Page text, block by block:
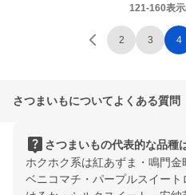
121-160表
2 3 4
さつまいもについてよくある質問
live_help さつまいもの代表的な品種
ホクホク系は紅あずま・鳴門金
ベニコマチ・パープルスイー